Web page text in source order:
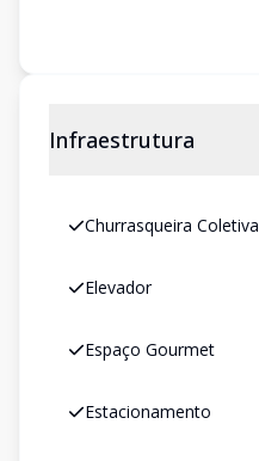
Infraestrutura
Churrasqueira Coletiva
Elevador
Espaço Gourmet
Estacionamento